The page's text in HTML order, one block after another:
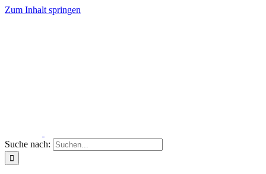
Zum Inhalt springen
Suche nach: